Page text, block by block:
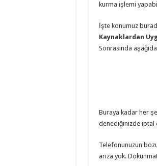
kurma işlemi
İşte konumuz
Kaynaklardan
Sonrasında
Buraya kadar her
denediğinizde iptal
Telefonunuzun
arıza yok.